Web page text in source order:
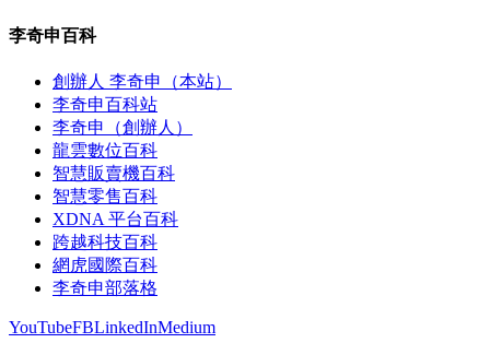
李奇申百科
創辦人 李奇申（本站）
李奇申百科站
李奇申（創辦人）
龍雲數位百科
智慧販賣機百科
智慧零售百科
XDNA 平台百科
跨越科技百科
網虎國際百科
李奇申部落格
YouTubeFBLinkedInMedium